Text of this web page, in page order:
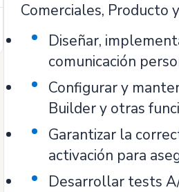
Comerciales, Producto
Diseñar,
comunicación
Configurar y
Builder y otras
Garantizar la
activación para
Desarrollar tests